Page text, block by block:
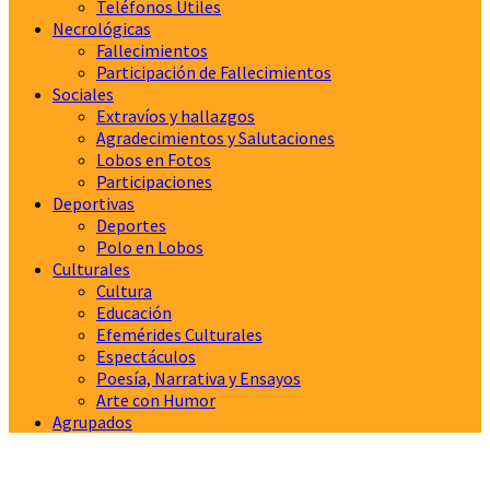
Teléfonos Útiles
Necrológicas
Fallecimientos
Participación de Fallecimientos
Sociales
Extravíos y hallazgos
Agradecimientos y Salutaciones
Lobos en Fotos
Participaciones
Deportivas
Deportes
Polo en Lobos
Culturales
Cultura
Educación
Efemérides Culturales
Espectáculos
Poesía, Narrativa y Ensayos
Arte con Humor
Agrupados